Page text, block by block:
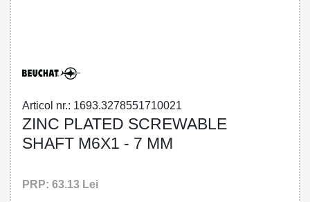
Articol nr.: 1693.3278551710021
ZINC PLATED SCREWABLE
SHAFT M6X1 - 7 MM
PRP: 63.13 Lei